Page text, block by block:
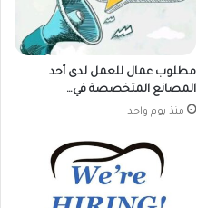
مطلوب عمال للعمل لدى أحد
المصانع المتخصصة في…
منذ يوم واحد